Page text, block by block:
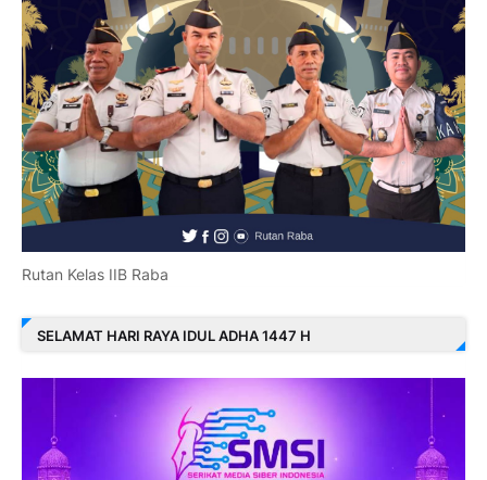
Rutan Kelas IIB Raba
SELAMAT HARI RAYA IDUL ADHA 1447 H